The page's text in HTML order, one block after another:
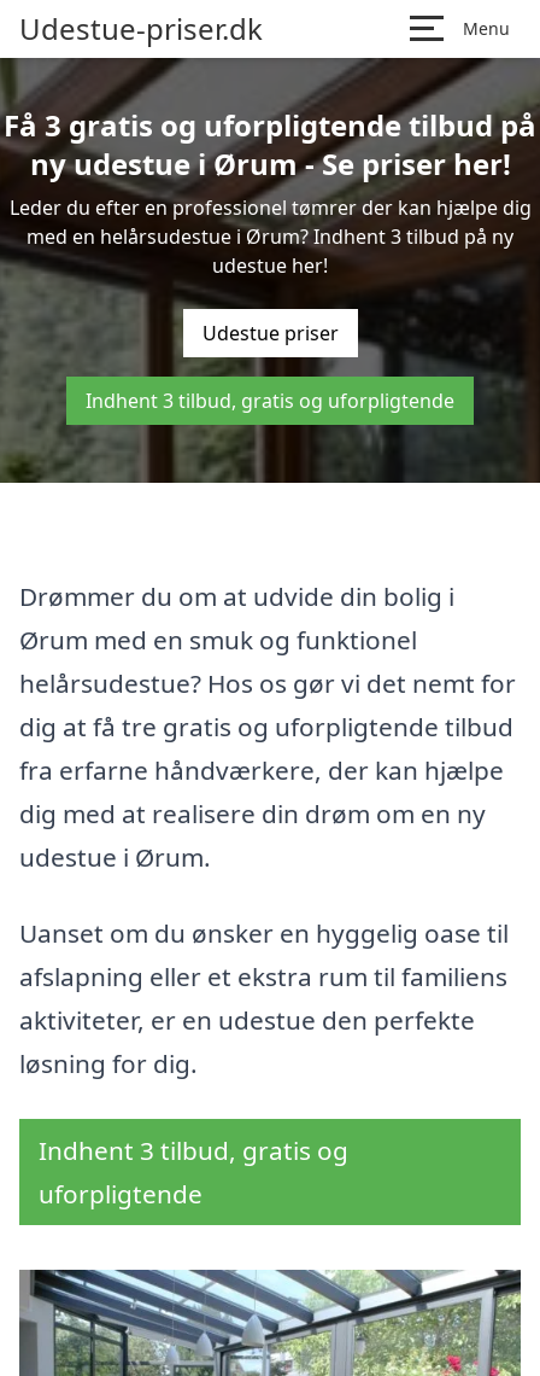
Udestue-priser.dk Menu
Få 3 gratis og uforpligtende tilbud på
ny udestue i Ørum - Se priser her!
Leder du efter en professionel tømrer der kan hjælpe dig
med en helårsudestue i Ørum? Indhent 3 tilbud på ny
udestue her!
Udestue priser
Indhent 3 tilbud, gratis og uforpligtende
Drømmer du om at udvide din bolig i
Ørum med en smuk og funktionel
helårsudestue? Hos os gør vi det nemt for
dig at få tre gratis og uforpligtende tilbud
fra erfarne håndværkere, der kan hjælpe
dig med at realisere din drøm om en ny
udestue i Ørum.
Uanset om du ønsker en hyggelig oase til
afslapning eller et ekstra rum til familiens
aktiviteter, er en udestue den perfekte
løsning for dig.
Indhent 3 tilbud, gratis og
uforpligtende